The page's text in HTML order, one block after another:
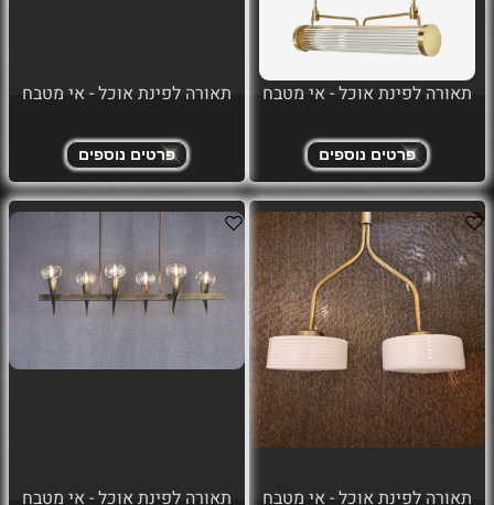
תאורה לפינת אוכל - אי מטבח
פרטים נוספים
תאורה לפינת אוכל - אי מטבח
פרטים נוספים
תאורה לפינת אוכל - אי מטבח תאורה לפינת אוכל - אי מטבח